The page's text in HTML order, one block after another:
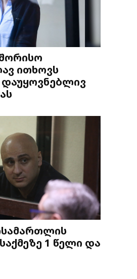
ითხოვს
1 წელი და